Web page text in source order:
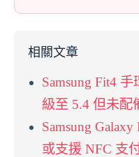
相關文章
Samsung Fit4
級至 5.4 但未配
Samsung
或支援 NFC 支